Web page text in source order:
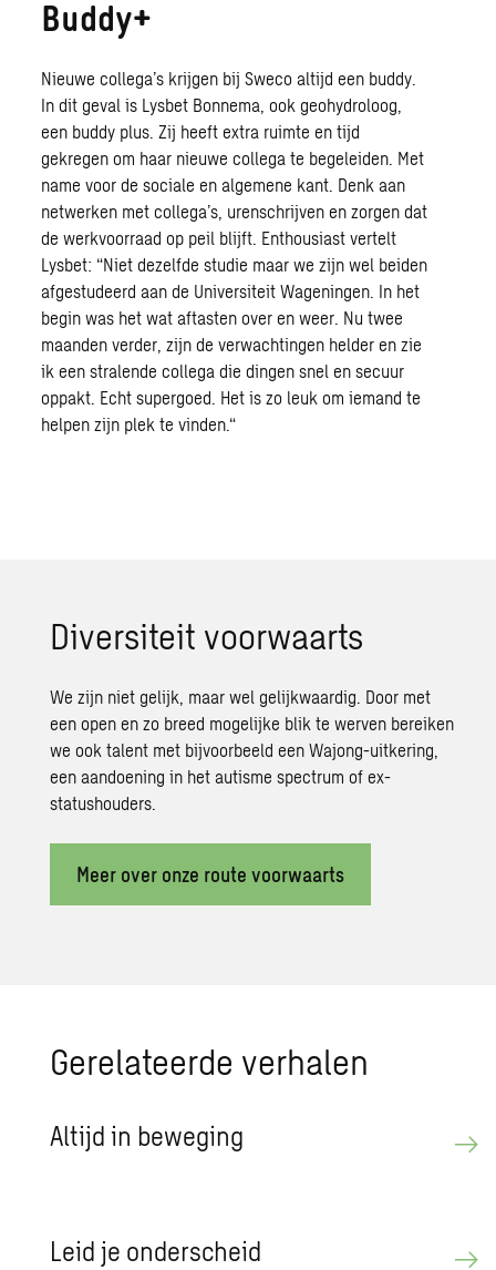
Buddy+
Nieuwe collega’s krijgen bij Sweco altijd een buddy.
In dit geval is Lysbet Bonnema, ook geohydroloog,
een buddy plus. Zij heeft extra ruimte en tijd
gekregen om haar nieuwe collega te begeleiden. Met
name voor de sociale en algemene kant. Denk aan
netwerken met collega’s, urenschrijven en zorgen dat
de werkvoorraad op peil blijft. Enthousiast vertelt
Lysbet: “Niet dezelfde studie maar we zijn wel beiden
afgestudeerd aan de Universiteit Wageningen. In het
begin was het wat aftasten over en weer. Nu twee
maanden verder, zijn de verwachtingen helder en zie
ik een stralende collega die dingen snel en secuur
oppakt. Echt supergoed. Het is zo leuk om iemand te
helpen zijn plek te vinden.“
Di­ver­si­teit voor­waarts
We zijn niet gelijk maar wel gelijkwaardig Door met
een open en zo breed mogelijke blik te werven bereiken
we ook talent met bijvoorbeeld een Wajong-uitkering,
een aandoening in het autismespectrum of ex-
statushouders.
Meer over onze route voorwaarts
Ge­re­la­teer­de ver­ha­len
Al­tijd in be­we­ging
Leid je on­der­scheid